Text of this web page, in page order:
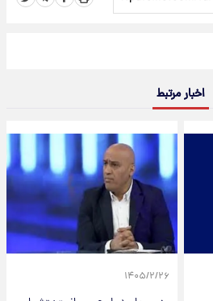
اخبار مرتبط
۱۴۰۵/۲/۲۶